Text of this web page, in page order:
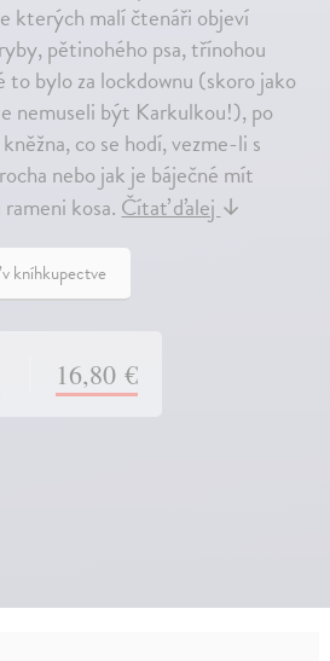
kterých malí čtenáři objeví
pětinohého psa, třínohou
to bylo za lockdownu (skoro jako
nemuseli být Karkulkou!), po
co se hodí, vezme-li s
nebo jak je báječné mít
rameni kosa.Čítať ďalej↓
kníhkupectve
16,80 €